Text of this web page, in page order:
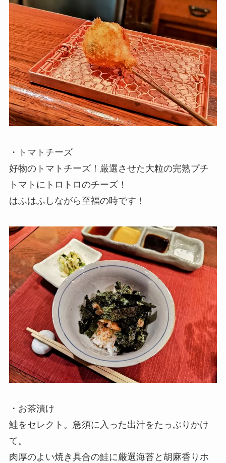
・トマトチーズ
好物のトマトチーズ！厳選させた大粒の完熟プチ
トマトにトロトロのチーズ！
はふはふしながら至福の時です！
・お茶漬け
鮭をセレクト。急須に入った出汁をたっぷりかけ
て。
肉厚のよい焼き具合の鮭に厳選海苔と胡麻香りホ